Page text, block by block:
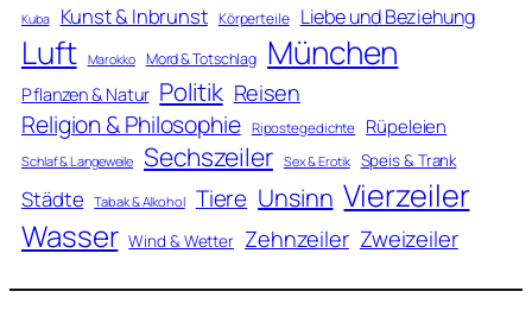
Kuba Kunst & Inbrunst Körperteile Liebe und Beziehung
Luft Marokko Mord & Totschlag München
Pflanzen & Natur Politik Reisen
Religion & Philosophie Ripostegedichte Rüpeleien
Schlaf & Langeweile Sechszeiler Sex & Erotik Speis & Trank
Städte Tabak & Alkohol Tiere Unsinn Vierzeiler
Wasser Wind & Wetter Zehnzeiler Zweizeiler